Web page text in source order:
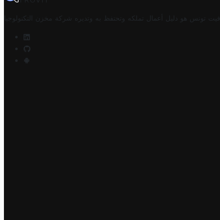
تونس هو دليل أعمال تملكه وتحتفظ به وتديره شركة مخزن التكنولوجيا